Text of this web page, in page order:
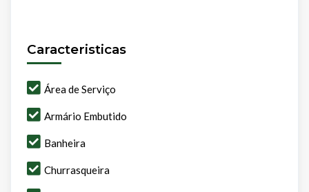
Caracteristicas
Área de Serviço
Armário Embutido
Banheira
Churrasqueira